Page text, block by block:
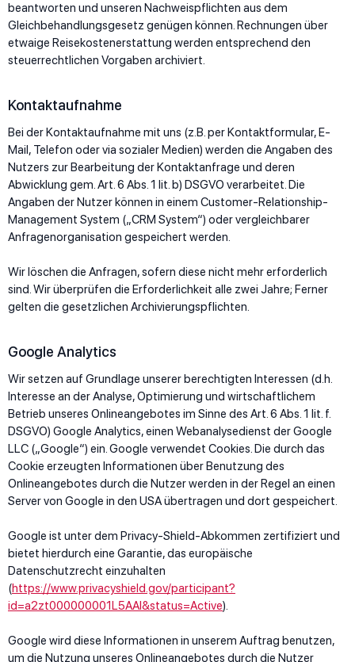
beantworten und unseren Nachweispflichten aus dem
Gleichbehandlungsgesetz genügen können. Rechnungen über
etwaige Reisekostenerstattung werden entsprechend den
steuerrechtlichen Vorgaben archiviert.
Kontaktaufnahme
Bei der Kontaktaufnahme mit uns (z.B. per Kontaktformular, E-
Mail, Telefon oder via sozialer Medien) werden die Angaben des
Nutzers zur Bearbeitung der Kontaktanfrage und deren
Abwicklung gem. Art. 6 Abs. 1 lit. b) DSGVO verarbeitet. Die
Angaben der Nutzer können in einem Customer-Relationship-
Management System („CRM System“) oder vergleichbarer
Anfragenorganisation gespeichert werden.
Wir löschen die Anfragen, sofern diese nicht mehr erforderlich
sind. Wir überprüfen die Erforderlichkeit alle zwei Jahre; Ferner
gelten die gesetzlichen Archivierungspflichten.
Google Analytics
Wir setzen auf Grundlage unserer berechtigten Interessen (d.h.
Interesse an der Analyse, Optimierung und wirtschaftlichem
Betrieb unseres Onlineangebotes im Sinne des Art. 6 Abs. 1 lit. f.
DSGVO) Google Analytics, einen Webanalysedienst der Google
LLC („Google“) ein. Google verwendet Cookies. Die durch das
Cookie erzeugten Informationen über Benutzung des
Onlineangebotes durch die Nutzer werden in der Regel an einen
Server von Google in den USA übertragen und dort gespeichert.
Google ist unter dem Privacy-Shield-Abkommen zertifiziert und
bietet hierdurch eine Garantie, das europäische
Datenschutzrecht einzuhalten
(https://www.privacyshield.gov/participant?
id=a2zt000000001L5AAI&status=Active).
Google wird diese Informationen in unserem Auftrag benutzen,
um die Nutzung unseres Onlineangebotes durch die Nutzer